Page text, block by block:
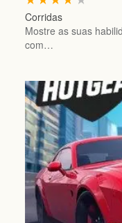
Corridas
Mostre as suas
com…